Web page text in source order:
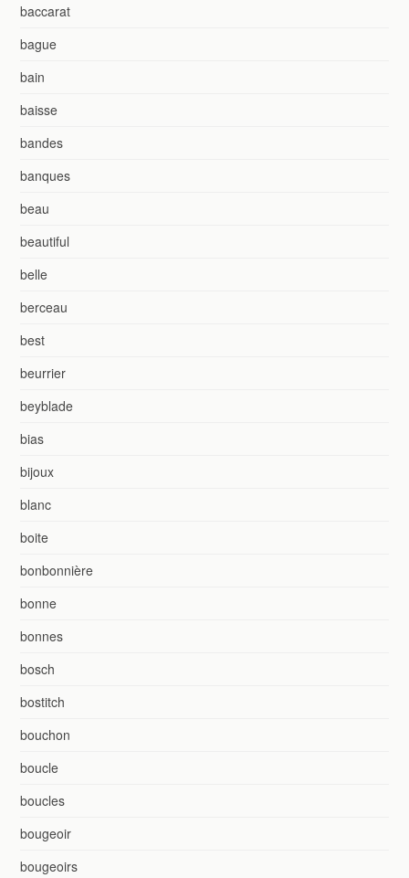
baccarat
bague
bain
baisse
bandes
banques
beau
beautiful
belle
berceau
best
beurrier
beyblade
bias
bijoux
blanc
boite
bonbonnière
bonne
bonnes
bosch
bostitch
bouchon
boucle
boucles
bougeoir
bougeoirs